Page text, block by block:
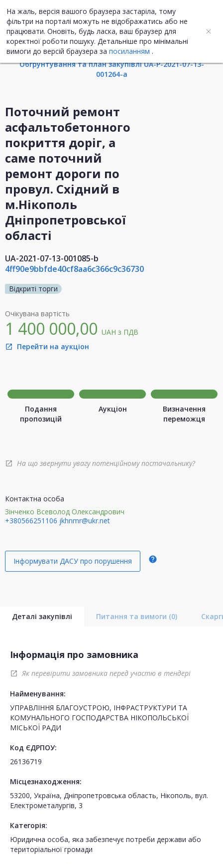
На жаль, версія вашого браузера застаріла, тому
фільтри на порталі можуть не відображатись або не
працювати. Оновіть, будь ласка, ваш браузер для
коректної роботи пошуку. Детальніше про мінімальні
вимоги до версій браузера за посиланням .
UA ENG
Інформація про закупівлю
Обгрунтування та план закупівлі UA-P-2021-07-13-
001264-a
Поточний ремонт
асфальтобетонного
покриття доріг, а
саме поточний
ремонт дороги по
провул. Східний в
м.Нікополь
Дніпропетровської
області
UA-2021-07-13-001085-b
4ff90e9bbfde40cf8aa6c366c9c36730
Відкриті торги
Очікувана вартість
1 400 000,00 UAH з ПДВ
open_in_new Перейти на аукціон
Подання
пропозицій
Аукціон
Визначення
переможця
open_in_new На що звернути увагу потенційному постачальнику?
Контактна особа
Зінченко Всеволод Олександрович
+380566251106 jkhnmr@ukr.net
Інформувати ДАСУ про порушення help
Деталі закупівлі Питання та вимоги (0)
Інформація про замовника
open_in_new Як перевірити замовника перед участю в тендері
Найменування:
УПРАВЛІННЯ БЛАГОУСТРОЮ, ІНФРАСТРУКТУРИ ТА
КОМУНАЛЬНОГО ГОСПОДАРСТВА НІКОПОЛЬСЬКОЇ
МІСЬКОЇ РАДИ
Код ЄДРПОУ:
26136719
Місцезнаходження:
53200, Україна, Дніпропетровська область, Нікополь, вул.
Електрометалургів, 3
Категорія:
Юридична особа, яка забезпечує потреби держави або
територіальної громади